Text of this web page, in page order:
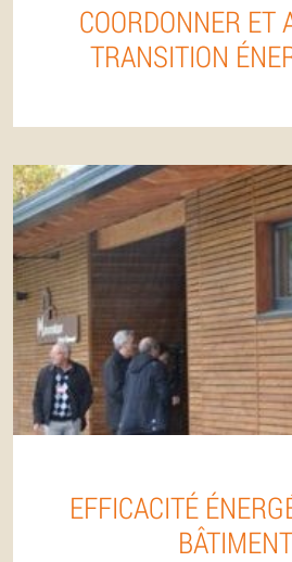
COORDONNER ET
TRANSITION
EFFICACITÉ